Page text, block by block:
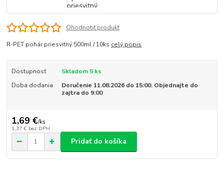
Ohodnotiť produkt
R-PET pohár priesvitný 500ml / 10ks celý popis
Dostupnosť
Skladom 5 ks
Doba dodania
Doručenie 11.08.2026 do 15:00. Objednajte do
zajtra do 9:00
1,69 €/ks
1,37 € bez DPH
Pridať do košíka